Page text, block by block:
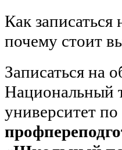
Как записаться
почему стоит
Записаться на
Национальный
университет